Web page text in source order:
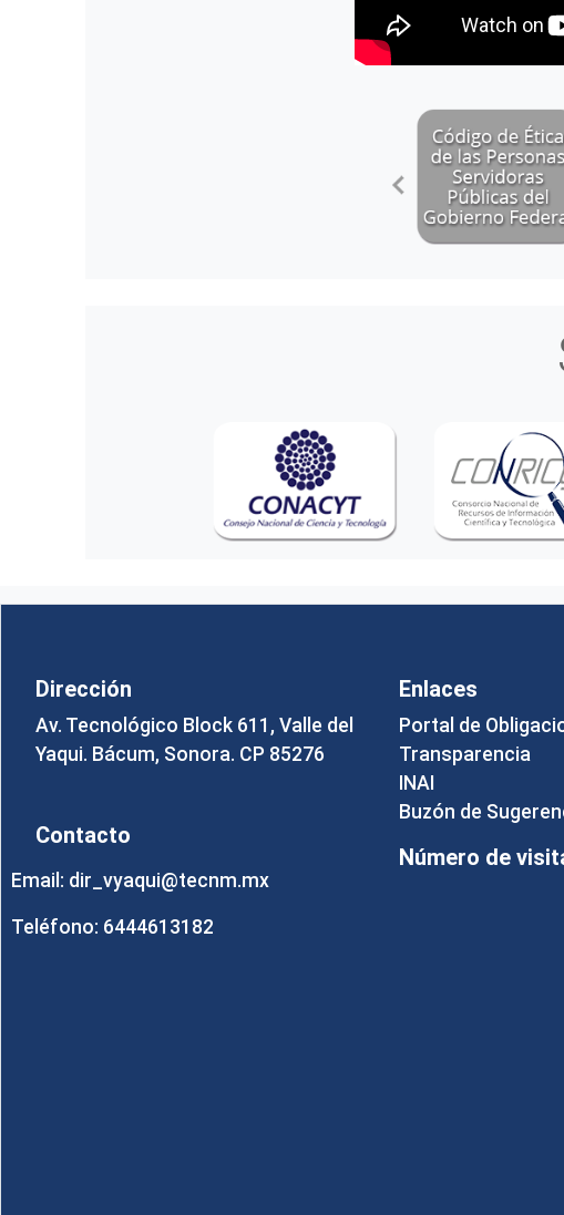
Dirección
Av. Tecnológico Block 611, Valle del
Yaqui. Bácum, Sonora. CP 85276
Contacto
Email: dir_vyaqui@tecnm.mx
Teléfono: 6444613182
Enlaces
Portal de
Transparencia
INAI
Buzón de
Número de